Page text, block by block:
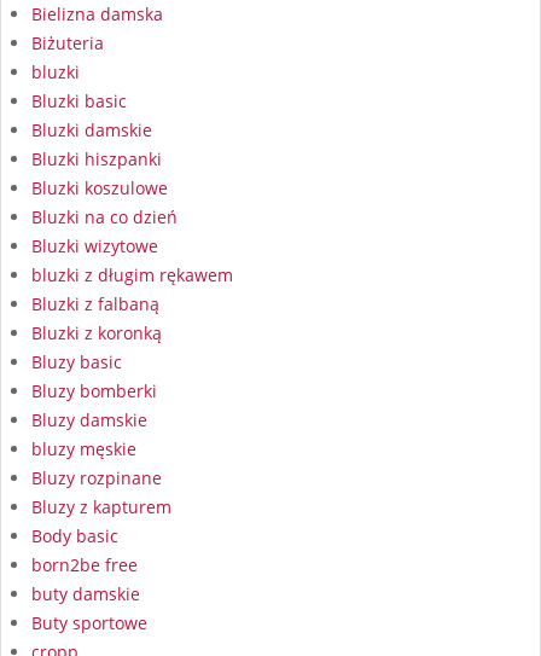
Bielizna damska
Biżuteria
bluzki
Bluzki basic
Bluzki damskie
Bluzki hiszpanki
Bluzki koszulowe
Bluzki na co dzień
Bluzki wizytowe
bluzki z długim rękawem
Bluzki z falbaną
Bluzki z koronką
Bluzy basic
Bluzy bomberki
Bluzy damskie
bluzy męskie
Bluzy rozpinane
Bluzy z kapturem
Body basic
born2be free
buty damskie
Buty sportowe